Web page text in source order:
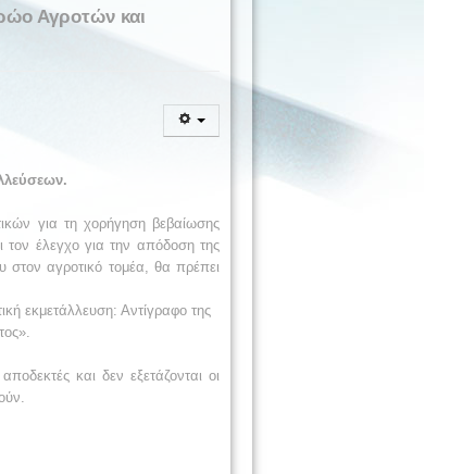
Αγροτών και
για τη χορήγηση βεβαίωσης
έλεγχο για την απόδοση της
στον αγροτικό τομέα, θα πρέπει
εκμετάλλευση: Αντίγραφο της
και δεν εξετάζονται οι